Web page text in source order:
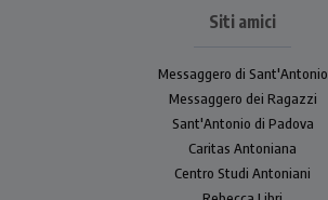
Siti amici
Messaggero di Sant'Antonio
Messaggero dei Ragazzi
Sant'Antonio di Padova
Caritas Antoniana
Centro Studi Antoniani